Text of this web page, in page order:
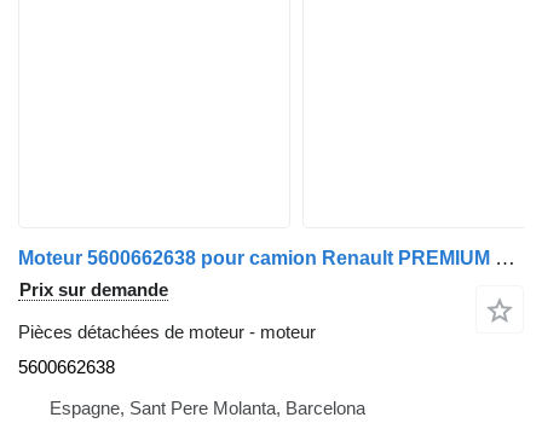
Moteur 5600662638 pour camion Renault PREMIUM 420
Prix sur demande
Pièces détachées de moteur - moteur
5600662638
Espagne, Sant Pere Molanta, Barcelona